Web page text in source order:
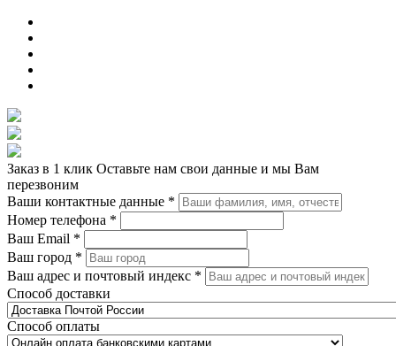
Заказ в 1 клик Оставьте нам свои данные и мы Вам
перезвоним
Ваши контактные данные *
Номер телефона *
Ваш Email *
Ваш город *
Ваш адрес и почтовый индекс *
Способ доставки
Способ оплаты